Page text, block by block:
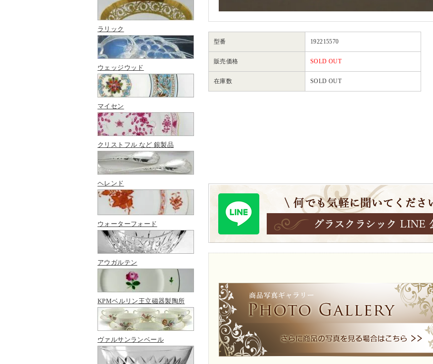
ラリック
ウェッジウッド
マイセン
クリストフル など 銀製品
ヘレンド
ウォーターフォード
アウガルテン
KPMベルリン王立磁器製陶所
ヴァルサンランベール
型番 192215570
販売価格 SOLD OUT
在庫数 SOLD OUT